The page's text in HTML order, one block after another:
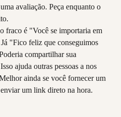
avaliação. Peça enquanto o
fraco é "Você se importaria em
"Fico feliz que conseguimos
compartilhar sua
ajuda outras pessoas a nos
ainda se você fornecer um
um link direto na hora.